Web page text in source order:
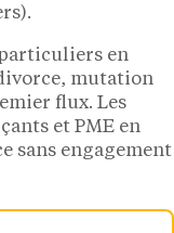
particuliers en
mutation
flux. Les
et PME en
sans engagement